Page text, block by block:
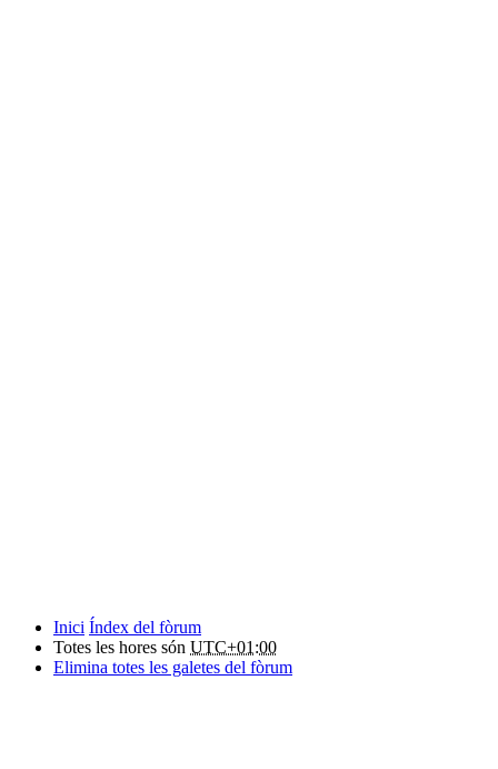
Inici Índex del fòrum
Totes les hores són UTC+01:00
Elimina totes les galetes del fòrum